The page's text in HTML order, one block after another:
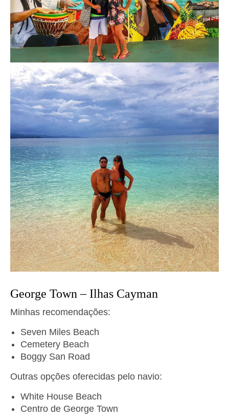
George Town – Ilhas Cayman
Minhas recomendações:
Seven Miles Beach
Cemetery Beach
Boggy San Road
Outras opções oferecidas pelo navio:
White House Beach
Centro de George Town